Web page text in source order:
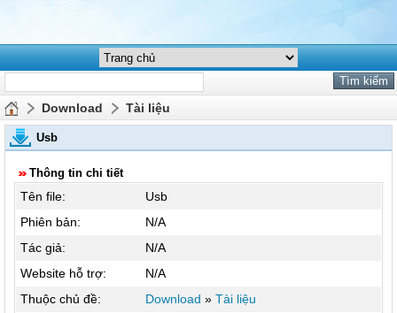
Download Tài liệu
Usb
Thông tin chi tiết
Tên file:
Usb
Phiên bản:
N/A
Tác giả:
N/A
Website hỗ trợ:
N/A
Thuộc chủ đề:
Download » Tài liệu